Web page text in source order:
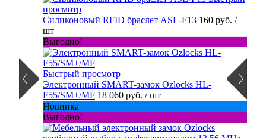
просмотр
Силиконовый RFID браслет ASL-F13 160 руб. /
шт
Выгодно!
Быстрый просмотр
Электронный SMART-замок Ozlocks HL-
F55/SM+/MF 18 060 руб. / шт
Новинка
Выгодно!